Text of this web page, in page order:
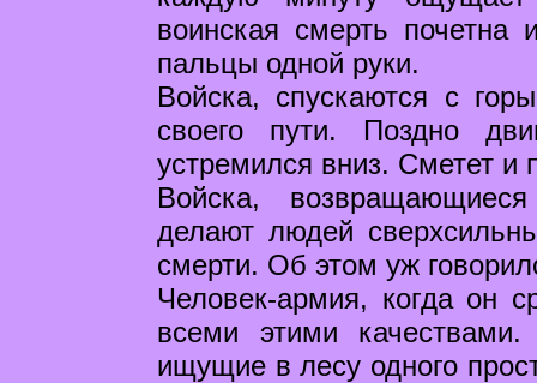
воинская смерть почетна
пальцы одной руки.
Войска, спускаются с
своего пути. Поздно
устремился вниз. Сметет и
Войска,
делают людей
смерти. Об этом уж
Человек-армия, когда он
всеми этими
ищущие в лесу одного